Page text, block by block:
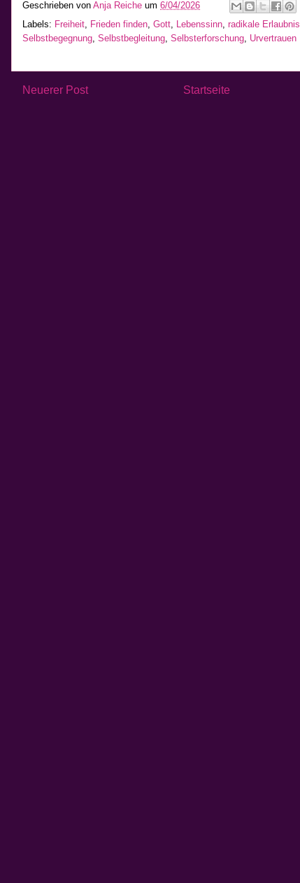
Geschrieben von Anja Reiche um 6/04/2026
Labels: Freiheit, Frieden finden, Gott, Lebenssinn, radikale Erlaubnis
Selbstbegegnung, Selbstbegleitung, Selbsterforschung, Urvertrauen
Neuerer Post Startseite